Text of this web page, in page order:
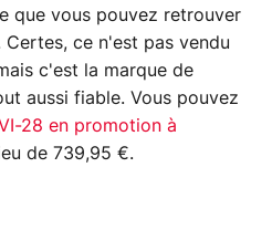
que vous pouvez retrouver
ce n'est pas vendu
c'est la marque de
aussi fiable. Vous pouvez
28 en promotion à
de 739,95 €.